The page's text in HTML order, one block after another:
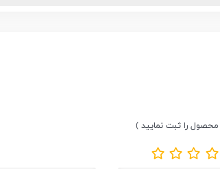
محصول را ثبت نمایید )